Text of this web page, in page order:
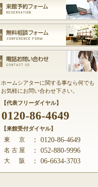
ホームシアターに関する事なら何でも
お気軽にお問い合わせ下さい。
【代表フリーダイヤル】
0120-86-4649
【来館受付ダイヤル】
東 京 ： 0120-86-4649
名 古 屋 ： 052-880-9996
大 阪 ： 06-6634-3703